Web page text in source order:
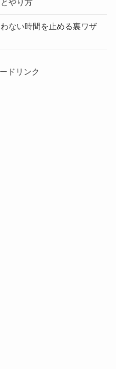
やり方
ない時間を止める裏ワザ
ドリンク